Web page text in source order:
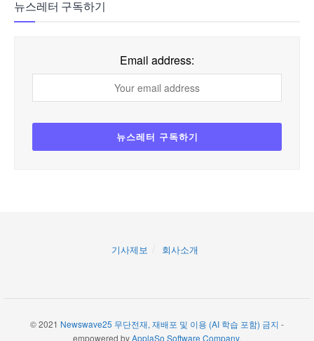
뉴스레터 구독하기
Email address:
기사제보 회사소개
© 2021 Newswave25 무단전재, 재배포 및 이용 (AI 학습 포함) 금지 -
empowered byApplaSo Software Company.